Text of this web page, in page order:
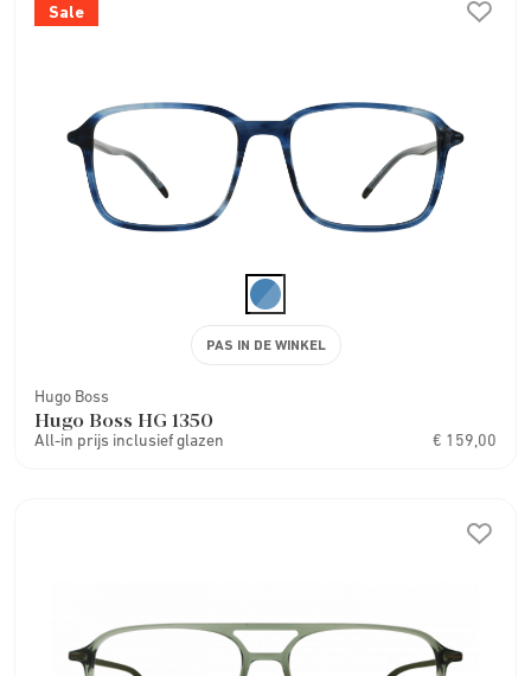
Sale
Hugo Boss
Hugo Boss HG 1350
All-in prijs inclusief glazen € 159,00
PAS IN DE WINKEL